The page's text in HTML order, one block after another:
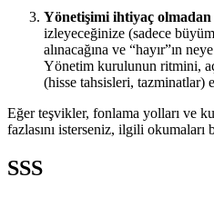
Yönetişimi ihtiyaç olmadan
izleyeceğinize (sadece
alınacağına ve “hayır”ın
Yönetim kurulunun ritmini,
(hisse tahsisleri, tazminatlar)
Eğer teşvikler, fonlama yolları ve
fazlasını isterseniz, ilgili okumaları
SSS